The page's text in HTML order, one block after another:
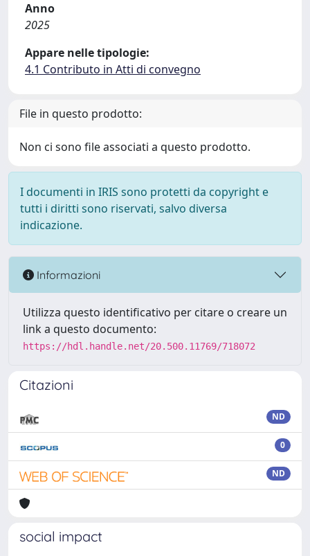
Anno
2025
Appare nelle tipologie:
4.1 Contributo in Atti di convegno
File in questo prodotto:
Non ci sono file associati a questo prodotto.
I documenti in IRIS sono protetti da copyright e
tutti i diritti sono riservati, salvo diversa
indicazione.
Informazioni
Utilizza questo identificativo per citare o creare un
link a questo documento:
https://hdl.handle.net/20.500.11769/718072
Citazioni
ND
0
ND
social impact